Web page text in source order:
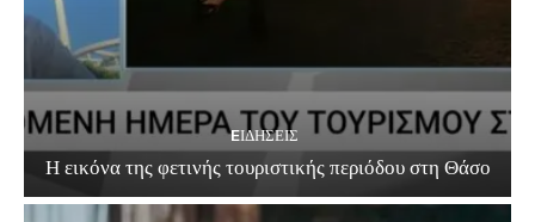
EΙΔΗΣΕΙΣ
Η εικόνα της φετινής τουριστικής περιόδου στη Θάσο